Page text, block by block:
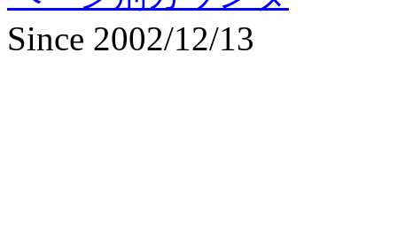
Since 2002/12/13